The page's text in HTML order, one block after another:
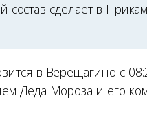
сделает в
в Верещагино с
Деда Мороза и его